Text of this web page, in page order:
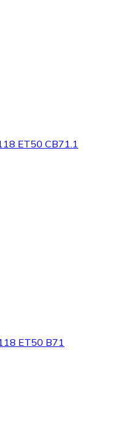
ET50 CB71.1
ET50 B71